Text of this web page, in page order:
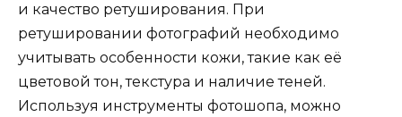
и качество ретуширования. При
ретушировании фотографий необходимо
учитывать особенности кожи, такие как её
цветовой тон, текстура и наличие теней.
Используя инструменты фотошопа, можно